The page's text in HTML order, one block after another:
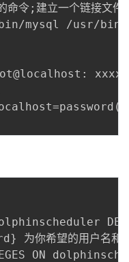
令;建立一个链接文
mysql /usr/bin
root@localhost:
dolphinscheduler
你希望的用户名
ON